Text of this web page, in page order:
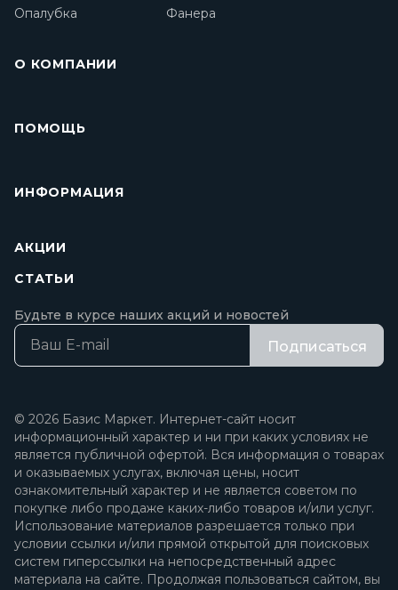
Опалубка
Фанера
О КОМПАНИИ
ПОМОЩЬ
ИНФОРМАЦИЯ
АКЦИИ
СТАТЬИ
Будьте в курсе наших акций и новостей
Подписаться
© 2026 Базис Маркет. Интернет-сайт носит
информационный характер и ни при каких условиях не
является публичной офертой. Вся информация о товарах
и оказываемых услугах, включая цены, носит
ознакомительный характер и не является советом по
покупке либо продаже каких-либо товаров и/или услуг.
Использование материалов разрешается только при
условии ссылки и/или прямой открытой для поисковых
систем гиперссылки на непосредственный адрес
материала на сайте. Продолжая пользоваться сайтом, вы